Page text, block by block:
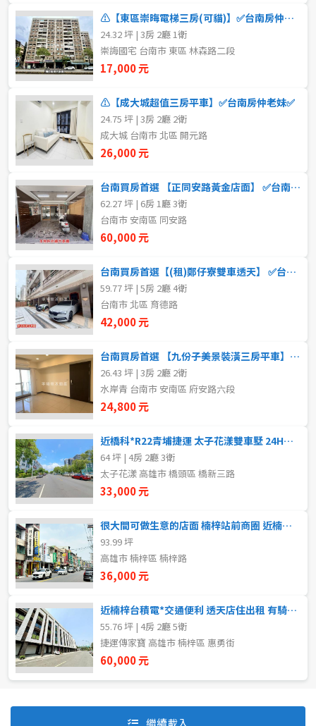
預設排序
花蓮縣
金門連江
不拘
1樓 2樓
3樓
5~10樓
21樓以上
~ 樓
格局
不拘
1房
2房
租金(元)
自租
房東自租
⚠️【東區崇晦電梯三房(可貓)】✅台南房仲老妹✅
24.32 坪 | 3房 2廳 1衛
崇誨國宅 台南市 東區 林森路二段
17,000 元
⚠️【成大城超值三房平車】✅台南房仲老妹✅
24.75 坪 | 3房 2廳 2衛
成大城 台南市 北區 開元路
26,000 元
台南買房首選 【正同安路黃金店面】 ✅台南房仲老妹✅
62.27 坪 | 6房 1廳 3衛
台南市 安南區 同安路
60,000 元
台南買房首選【(租)鄭仔寮雙車透天】 ✅台南房仲老妹
59.77 坪 | 5房 2廳 4衛
台南市 北區 育德路
42,000 元
台南買房首選 【九份子美景裝潢三房平車】✅台南房仲老妹靜嫻
26.43 坪 | 3房 2廳 2衛
水岸青 台南市 安南區 府安路六段
24,800 元
近橋科*R22青埔捷運 太子花漾雙車墅 24H社區管理
64 坪 | 4房 2廳 3衛
太子花漾 高雄市 橋頭區 橋新三路
33,000 元
很大間可做生意的店面 楠梓站前商圈 近楠梓國中小 需公證
93.99 坪
高雄市 楠梓區 楠梓路
36,000 元
近楠梓台積電*交通便利 透天店住出租 有騎樓 需公證 專約
55.76 坪 | 4房 2廳 5衛
捷運傳家寶 高雄市 楠梓區 惠勇街
60,000 元
繼續載入